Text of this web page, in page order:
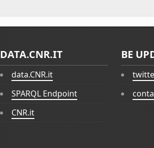
DATA.CNR.IT
data.CNR.it
SPARQL Endpoint
CNR.it
BE